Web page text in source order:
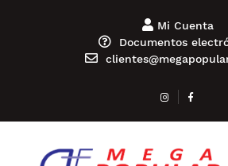
Mi Cuenta
Documentos